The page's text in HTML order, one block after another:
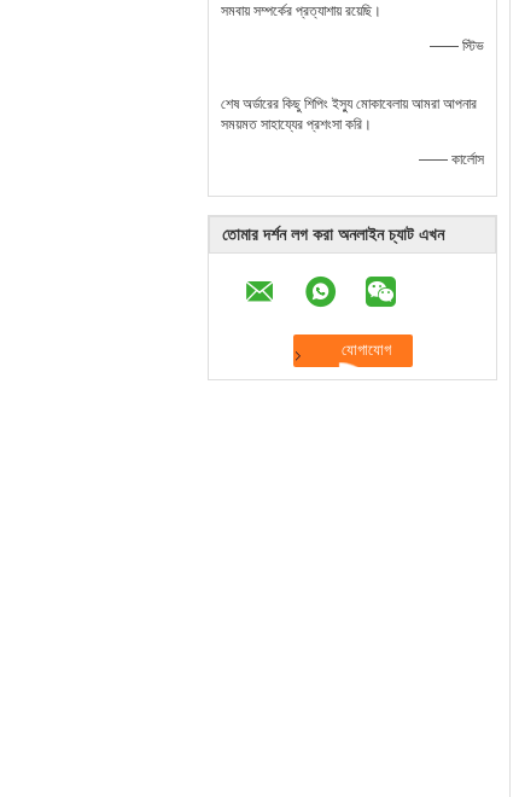
সমবায় সম্পর্কের প্রত্যাশায় রয়েছি।
—— স্টিভ
শেষ অর্ডারের কিছু শিপিং ইস্যু মোকাবেলায় আমরা আপনার
সময়মত সাহায্যের প্রশংসা করি।
—— কার্লোস
তোমার দর্শন লগ করা অনলাইন চ্যাট এখন